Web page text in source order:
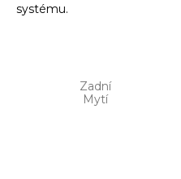
systému.
Zadní
Mytí